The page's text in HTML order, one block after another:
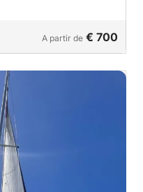
A partir de € 700